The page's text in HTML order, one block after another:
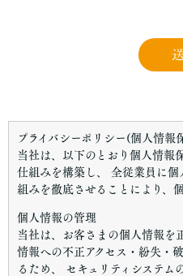
プライバシーポリシー(個人情報
当社は、以下のとおり個人情報
仕組みを構築し、 全従業員に
組みを徹底させることにより、
個人情報の管理
当社は、お客さまの個人情報を
情報への不正アクセス・紛失・
るため、 セキュリティシステ